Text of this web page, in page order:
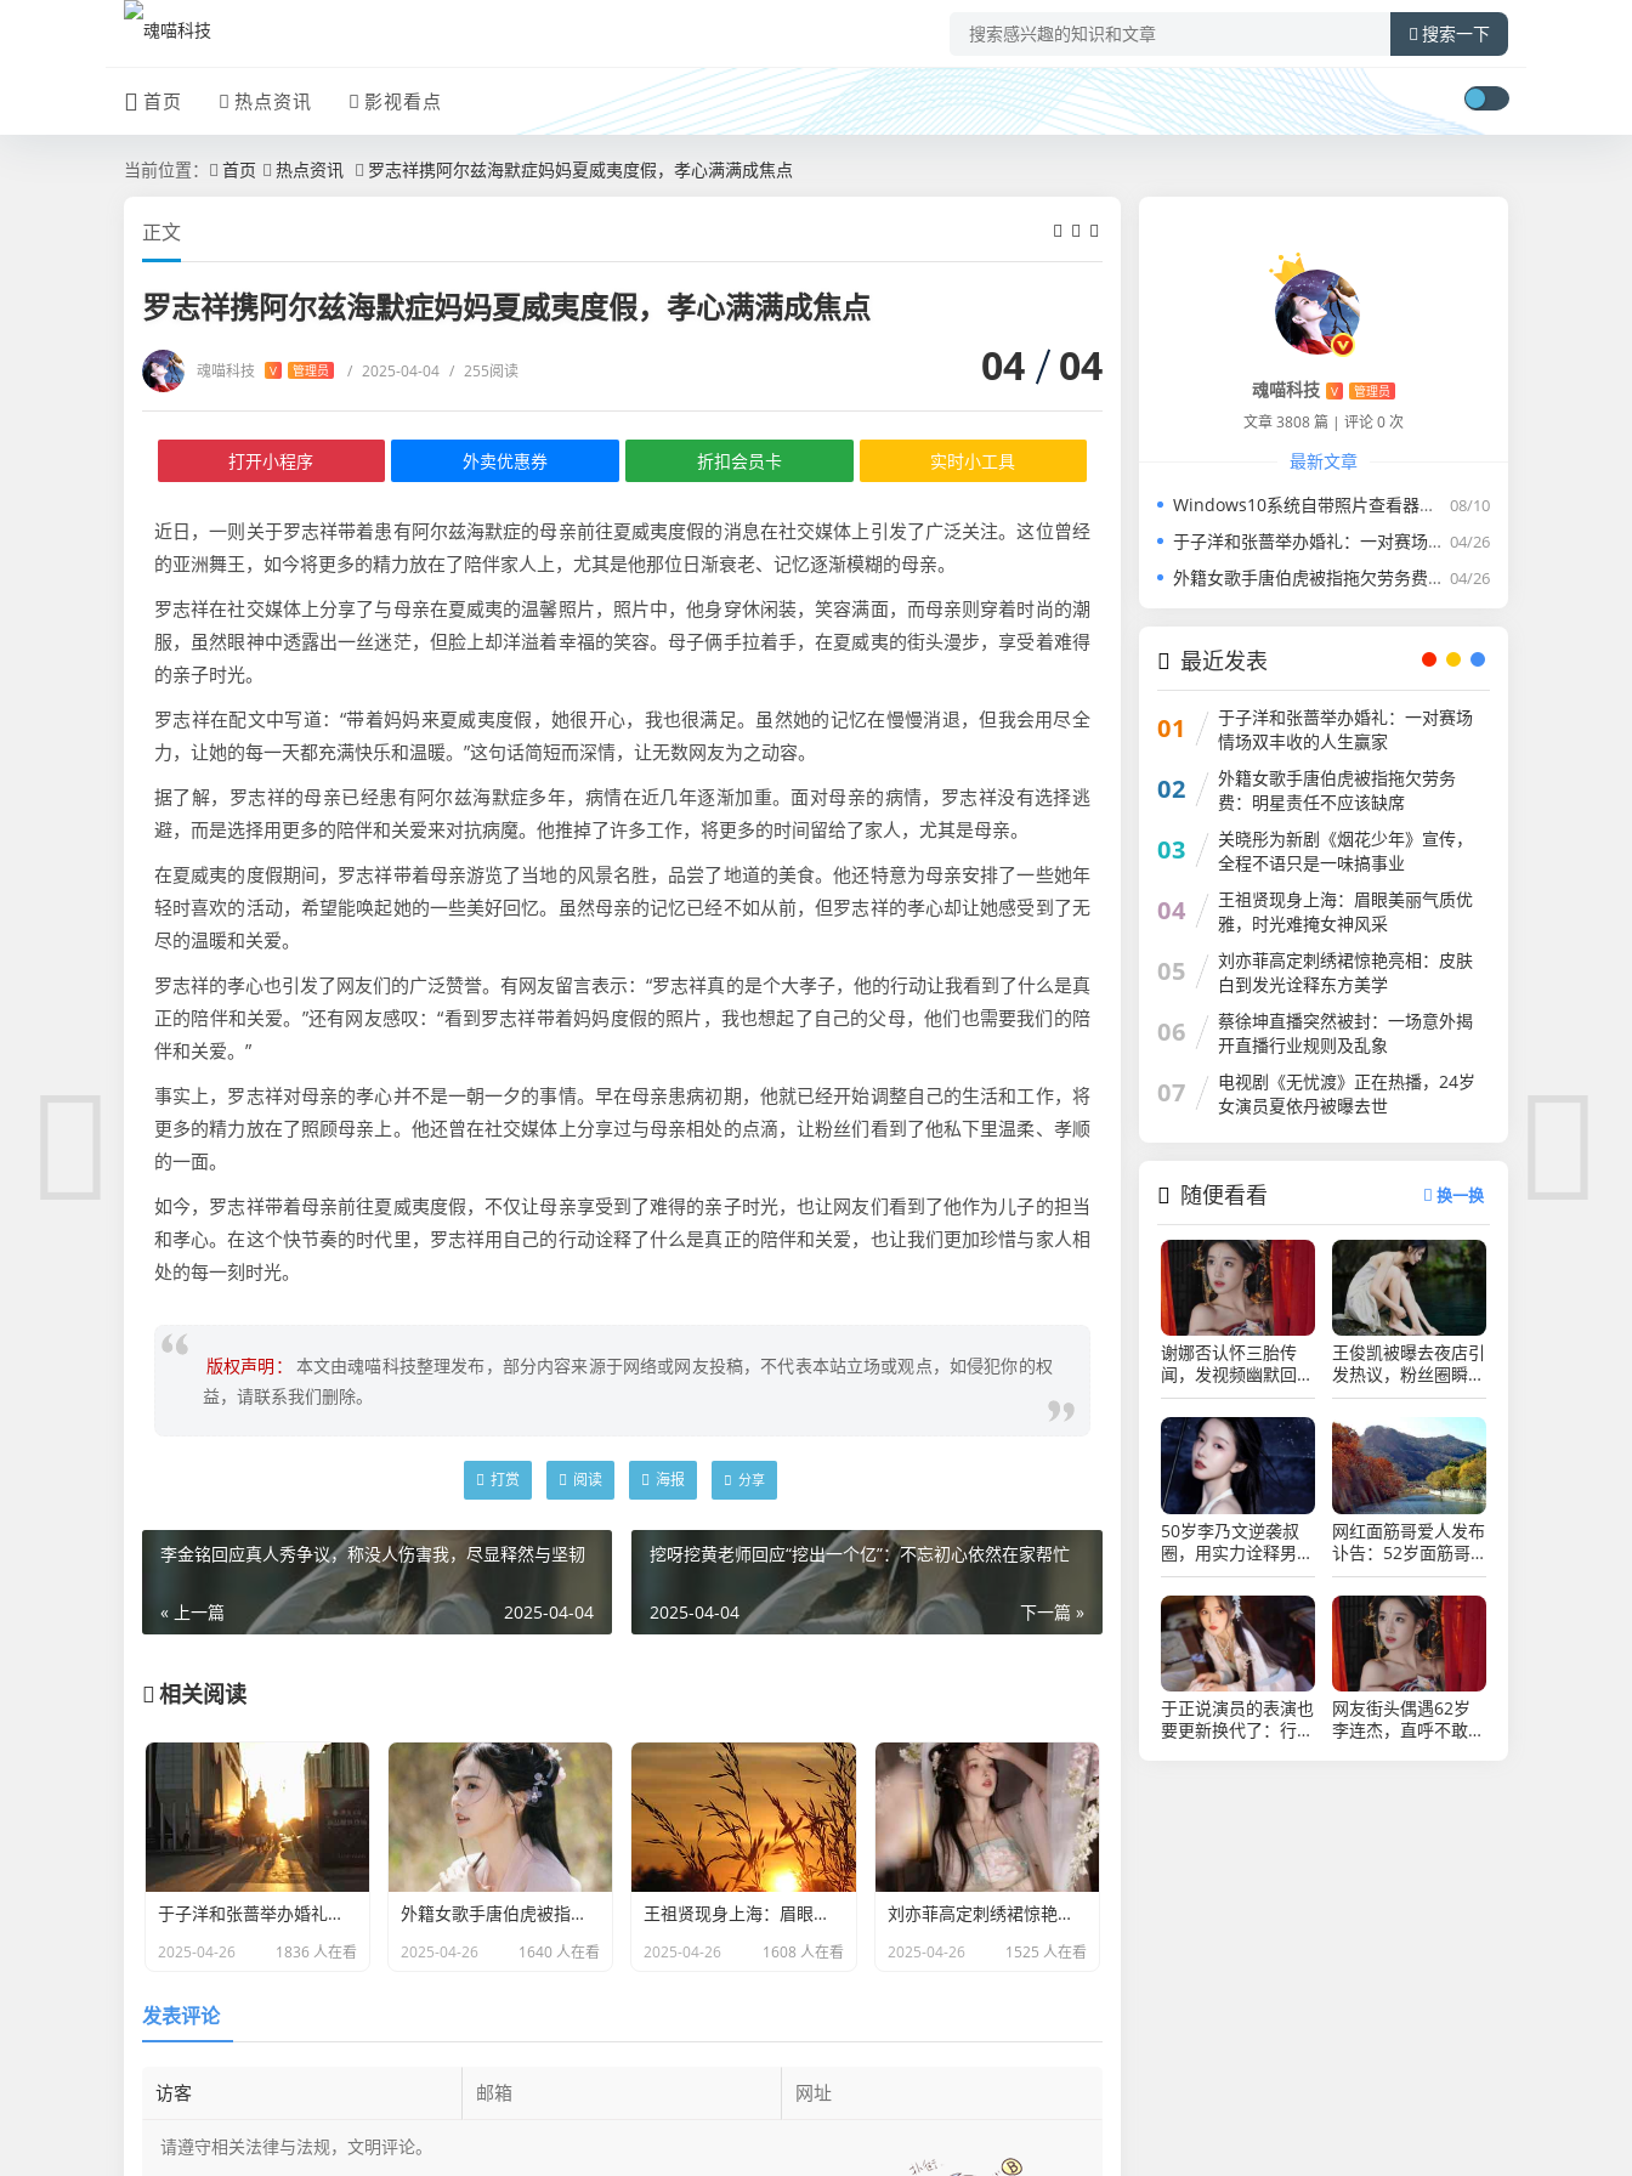
搜索一下
首页 热点资讯 影视看点
当前位置： 首页 热点资讯 罗志祥携阿尔兹海默症妈妈夏威夷度假，孝心满满成焦点
正文
罗志祥携阿尔兹海默症妈妈夏威夷度假，孝心满满成焦点
魂喵科技 V 管理员 / 2025-04-04 / 255阅读 04 04
打开小程序 外卖优惠券 折扣会员卡 实时小工具
近日，一则关于罗志祥带着患有阿尔兹海默症的母亲前往夏威夷度假的消息在社交媒体上引发了广泛关注。这位曾经
的亚洲舞王，如今将更多的精力放在了陪伴家人上，尤其是他那位日渐衰老、记忆逐渐模糊的母亲。
罗志祥在社交媒体上分享了与母亲在夏威夷的温馨照片，照片中，他身穿休闲装，笑容满面，而母亲则穿着时尚的潮
服，虽然眼神中透露出一丝迷茫，但脸上却洋溢着幸福的笑容。母子俩手拉着手，在夏威夷的街头漫步，享受着难得
的亲子时光。
罗志祥在配文中写道：“带着妈妈来夏威夷度假，她很开心，我也很满足。虽然她的记忆在慢慢消退，但我会用尽全
力，让她的每一天都充满快乐和温暖。”这句话简短而深情，让无数网友为之动容。
据了解，罗志祥的母亲已经患有阿尔兹海默症多年，病情在近几年逐渐加重。面对母亲的病情，罗志祥没有选择逃
避，而是选择用更多的陪伴和关爱来对抗病魔。他推掉了许多工作，将更多的时间留给了家人，尤其是母亲。
在夏威夷的度假期间，罗志祥带着母亲游览了当地的风景名胜，品尝了地道的美食。他还特意为母亲安排了一些她年
轻时喜欢的活动，希望能唤起她的一些美好回忆。虽然母亲的记忆已经不如从前，但罗志祥的孝心却让她感受到了无
尽的温暖和关爱。
罗志祥的孝心也引发了网友们的广泛赞誉。有网友留言表示：“罗志祥真的是个大孝子，他的行动让我看到了什么是真
正的陪伴和关爱。”还有网友感叹：“看到罗志祥带着妈妈度假的照片，我也想起了自己的父母，他们也需要我们的陪
伴和关爱。”
事实上，罗志祥对母亲的孝心并不是一朝一夕的事情。早在母亲患病初期，他就已经开始调整自己的生活和工作，将
更多的精力放在了照顾母亲上。他还曾在社交媒体上分享过与母亲相处的点滴，让粉丝们看到了他私下里温柔、孝顺
的一面。
如今，罗志祥带着母亲前往夏威夷度假，不仅让母亲享受到了难得的亲子时光，也让网友们看到了他作为儿子的担当
和孝心。在这个快节奏的时代里，罗志祥用自己的行动诠释了什么是真正的陪伴和关爱，也让我们更加珍惜与家人相
处的每一刻时光。
版权声明：
本文由魂喵科技整理发布，部分内容来源于网络或网友投稿，不代表本站立场或观点，如侵犯你的权
益，请联系我们删除。
打赏 阅读 海报 分享
李金铭回应真人秀争议，称没人伤害我，尽显释然与坚韧
« 上一篇 2025-04-04
挖呀挖黄老师回应“挖出一个亿”：不忘初心依然在家帮忙
下一篇 »
2025-04-04
相关阅读
于子洋和张蔷举办婚礼：一对赛场情场双丰收的人生赢家​
2025-04-26 1836 人在看
外籍女歌手唐伯虎被指拖欠劳务费：明星责任不应该缺席​
2025-04-26 1640 人在看
王祖贤现身上海：眉眼美丽气质优雅，时光难掩女神风采
2025-04-26 1608 人在看
​刘亦菲高定刺绣裙惊艳亮相：皮肤白到发光诠释东方美学​
2025-04-26 1525 人在看
发表评论
魂喵科技 V 管理员
文章 3808 篇 | 评论 0 次
最新文章
08/10
Windows10系统自带照片查看器没有了怎么找回
04/26
于子洋和张蔷举办婚礼：一对赛场情场双丰收的人生赢家​
04/26
外籍女歌手唐伯虎被指拖欠劳务费：明星责任不应该缺席​
最近发表
01
于子洋和张蔷举办婚礼：一对赛场
情场双丰收的人生赢家​
02
外籍女歌手唐伯虎被指拖欠劳务
费：明星责任不应该缺席​
03
关晓彤为新剧《烟花少年》宣传，
全程不语只是一味搞事业
04
王祖贤现身上海：眉眼美丽气质优
雅，时光难掩女神风采
05
​刘亦菲高定刺绣裙惊艳亮相：皮肤
白到发光诠释东方美学​
06
蔡徐坤直播突然被封：一场意外揭
开直播行业规则​及乱象
07
电视剧《无忧渡》正在热播，24岁
女演员夏依丹被曝去世
随便看看 换一换
谢娜否认怀三胎传
闻，发视频幽默回
应，网友热议不断
王俊凯被曝去夜店引
发热议，粉丝圈瞬间
炸锅乱成一锅粥
50岁李乃文逆袭叔
圈，用实力诠释男演
员的魅力与坚持
网红面筋哥爱人发布
讣告：52岁面筋哥
因病于凌晨去世
于正说演员的表演也
要更新换代了：行业
网友街头偶遇62岁
李连杰，直呼不敢